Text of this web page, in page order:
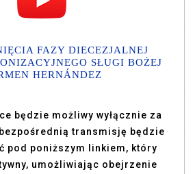
FAZY DIECEZJALNEJ
SŁUGI BOŻEJ
HERNÁNDEZ
będzie możliwy wyłącznie za
transmisję będzie
pod poniższym linkiem, który
umożliwiając obejrzenie